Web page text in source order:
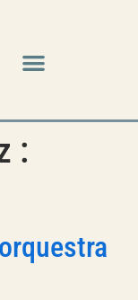
: